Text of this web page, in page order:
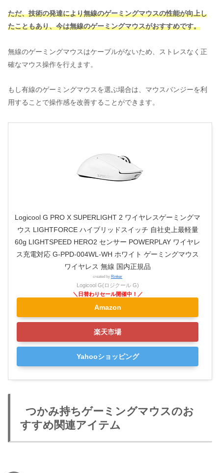
ただ、技術の発達により無線のゲーミングマウスの性能が向上し
たこともあり、今は無線のゲーミングマウスがおすすめです。
無線のゲーミングマウスはケーブルがないため、ストレスなく正
確なマウス操作を行えます。
もし有線のゲーミングマウスを選ぶ場合は、マウスバンジーを利
用することで操作感を改善することができます。
Logicool G PRO X SUPERLIGHT 2 ワイヤレスゲーミングマ
ウス LIGHTFORCE ハイブリッドスイッチ 自社史上最軽量
60g LIGHTSPEED HERO2 センサー POWERPLAY ワイヤレ
ス充電対応 G-PPD-004WL-WH ホワイト ゲーミングマウス
ワイヤレス 無線 国内正規品
created by Rinker
Logicool G(ロジクール G)
Amazon
楽天市場
Yahooショッピング
つかみ持ちゲーミングマウスのお
すすめ関連アイテム